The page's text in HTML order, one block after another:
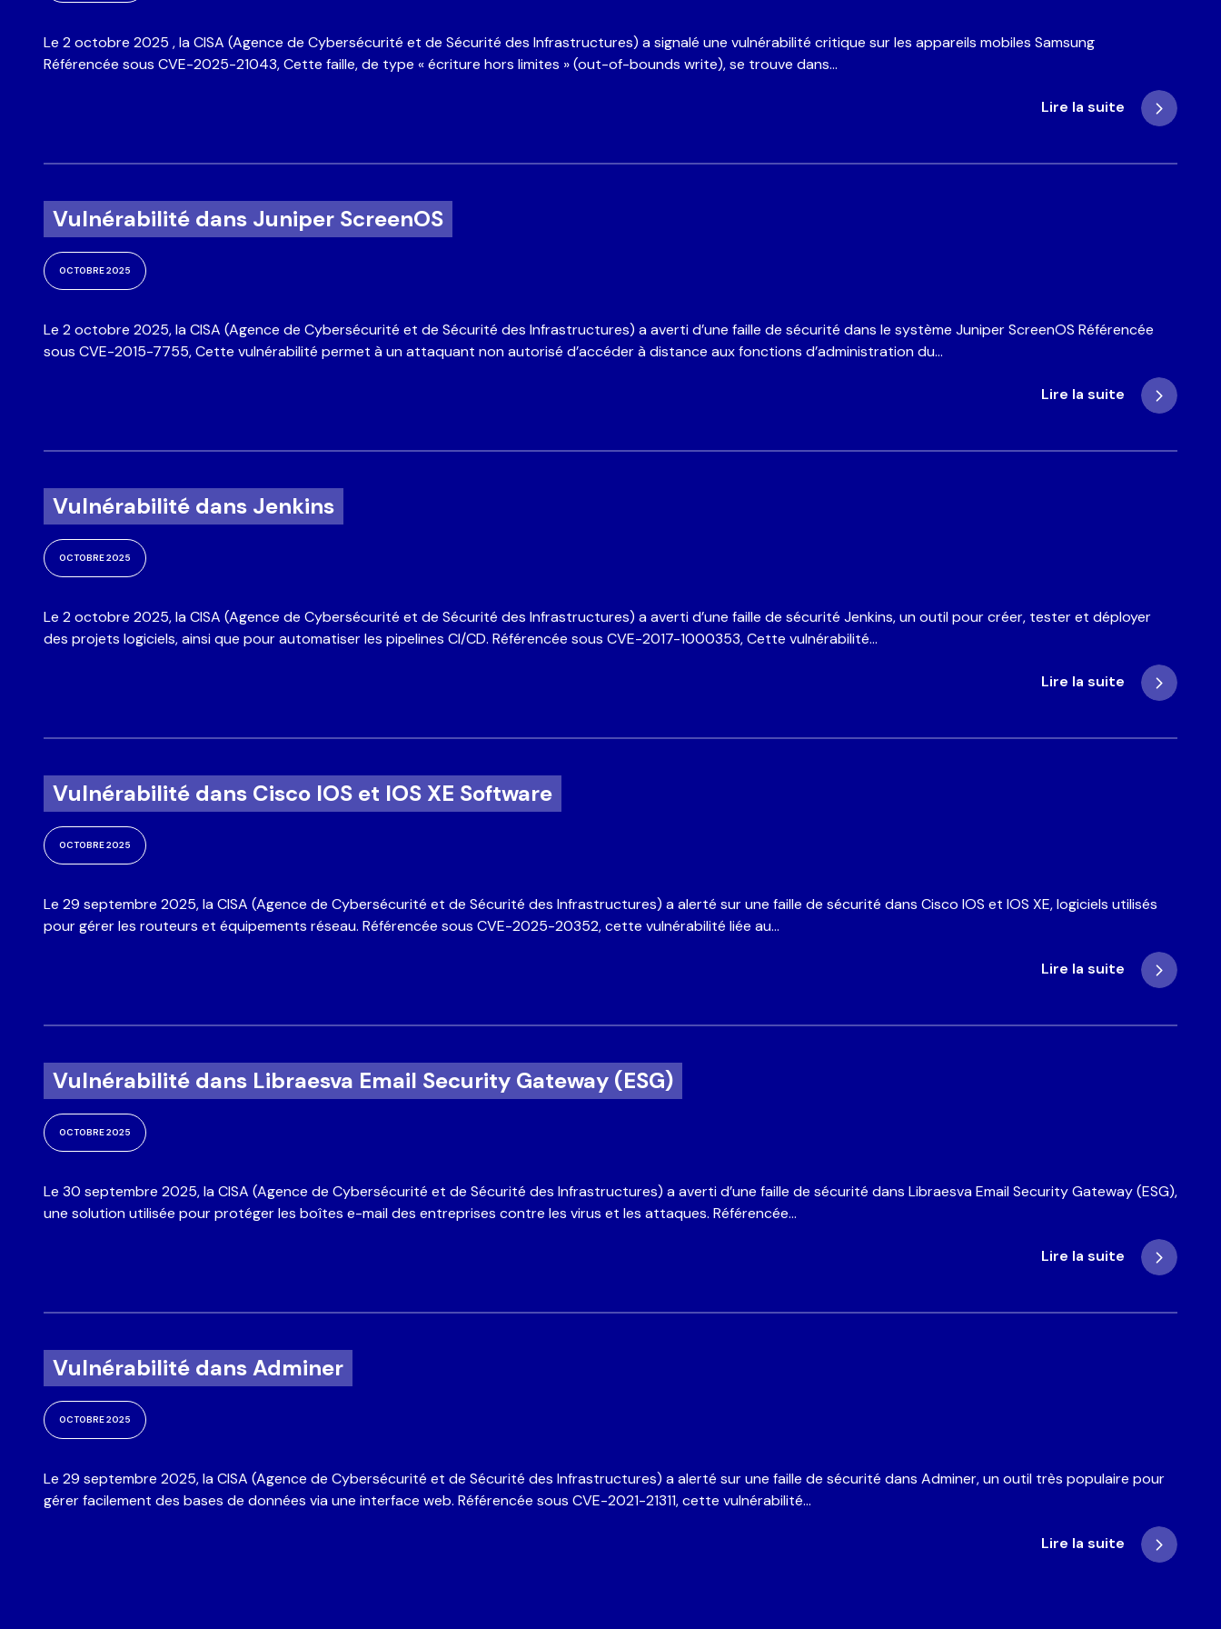
Le 2 octobre 2025 , la CISA (Agence de Cybersécurité et de Sécurité des Infrastructures) a signalé une vulnérabilité critique sur les appareils mobiles Samsung
Référencée sous CVE-2025-21043, Cette faille, de type « écriture hors limites » (out-of-bounds write), se trouve dans…
Lire la suite
Vulnérabilité dans Juniper ScreenOS
OCTOBRE 2025
Le 2 octobre 2025, la CISA (Agence de Cybersécurité et de Sécurité des Infrastructures) a averti d’une faille de sécurité dans le système Juniper ScreenOS Référencée
sous CVE-2015-7755, Cette vulnérabilité permet à un attaquant non autorisé d’accéder à distance aux fonctions d’administration du…
Lire la suite
Vulnérabilité dans Jenkins
OCTOBRE 2025
Le 2 octobre 2025, la CISA (Agence de Cybersécurité et de Sécurité des Infrastructures) a averti d’une faille de sécurité Jenkins, un outil pour créer, tester et déployer
des projets logiciels, ainsi que pour automatiser les pipelines CI/CD. Référencée sous CVE-2017-1000353, Cette vulnérabilité…
Lire la suite
Vulnérabilité dans Cisco IOS et IOS XE Software
OCTOBRE 2025
Le 29 septembre 2025, la CISA (Agence de Cybersécurité et de Sécurité des Infrastructures) a alerté sur une faille de sécurité dans Cisco IOS et IOS XE, logiciels utilisés
pour gérer les routeurs et équipements réseau. Référencée sous CVE-2025-20352, cette vulnérabilité liée au…
Lire la suite
Vulnérabilité dans Libraesva Email Security Gateway (ESG)
OCTOBRE 2025
Le 30 septembre 2025, la CISA (Agence de Cybersécurité et de Sécurité des Infrastructures) a averti d’une faille de sécurité dans Libraesva Email Security Gateway (ESG),
une solution utilisée pour protéger les boîtes e-mail des entreprises contre les virus et les attaques. Référencée…
Lire la suite
Vulnérabilité dans Adminer
OCTOBRE 2025
Le 29 septembre 2025, la CISA (Agence de Cybersécurité et de Sécurité des Infrastructures) a alerté sur une faille de sécurité dans Adminer, un outil très populaire pour
gérer facilement des bases de données via une interface web. Référencée sous CVE-2021-21311, cette vulnérabilité…
Lire la suite
État de l’activité*
RÉUNION utilise les données renseignées dans ce formulaire dans le cadre de ma
demande*